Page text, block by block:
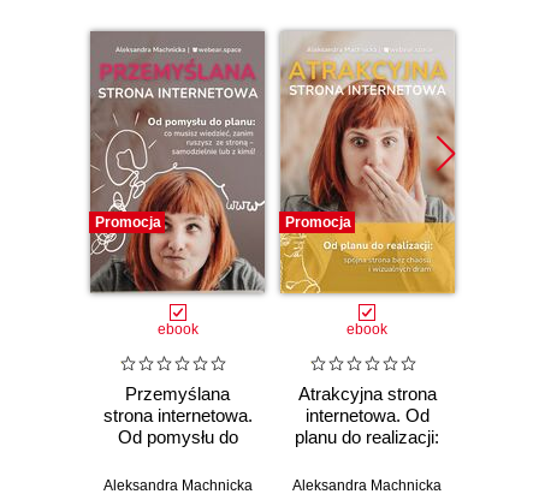
Promocja
ebook
Przemyślana
strona internetowa.
Od pomysłu do
wiedzieć, zanim
Aleksandra Machnicka
Promocja
ebook
Atrakcyjna strona
internetowa. Od
planu do realizacji:
chaosu i
Aleksandra Machnicka